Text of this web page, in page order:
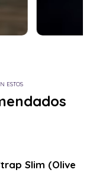
ESTOS
Slim (Olive